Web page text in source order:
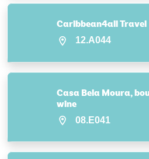
Caribbean4all Travel
12.A044
Casa Bela Moura,
wine
08.E041